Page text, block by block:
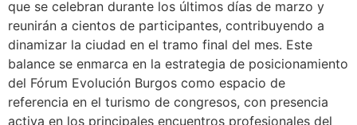
que se celebran durante los últimos días de marzo y
reunirán a cientos de participantes, contribuyendo a
dinamizar la ciudad en el tramo final del mes. Este
balance se enmarca en la estrategia de posicionamiento
del Fórum Evolución Burgos como espacio de
referencia en el turismo de congresos, con presencia
activa en los principales encuentros profesionales del